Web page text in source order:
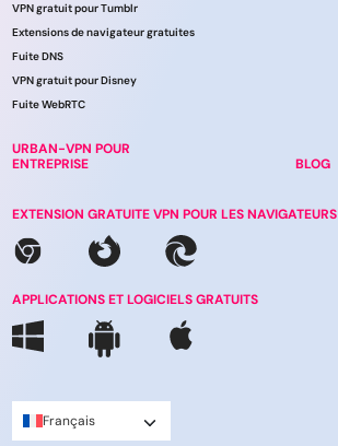
VPN gratuit pour Tumblr
Extensions de navigateur gratuites
Fuite DNS
VPN gratuit pour Disney
Fuite WebRTC
URBAN-VPN POUR
ENTREPRISE
BLOG
EXTENSION GRATUITE VPN POUR LES NAVIGATEURS
APPLICATIONS ET LOGICIELS GRATUITS
Français